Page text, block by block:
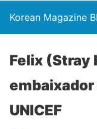
Korean Magazine
Felix (Stray
embaixador
UNICEF